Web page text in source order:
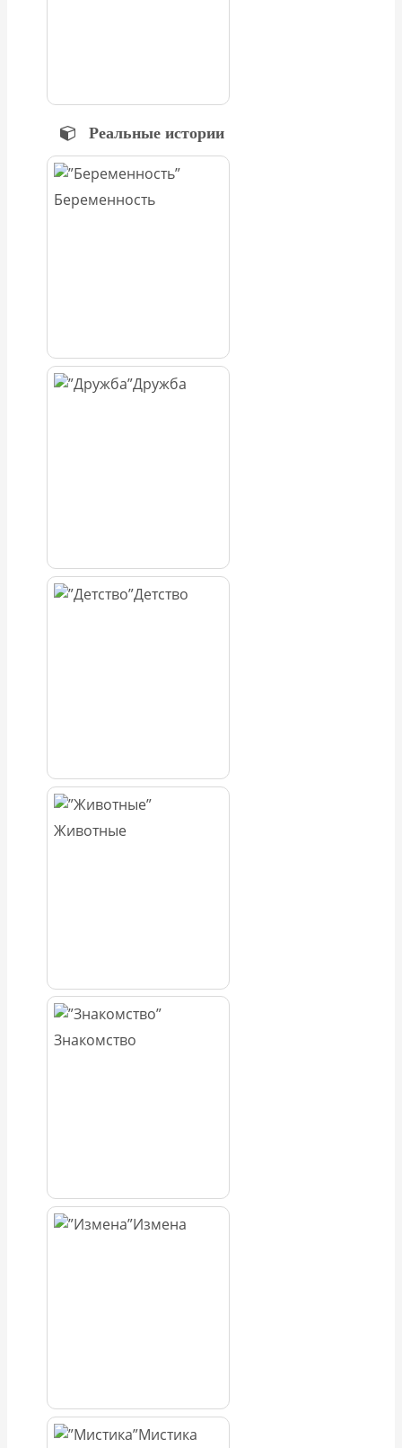
Реальные истории
Беременность
Дружба
Детство
Животные
Знакомство
Измена
Мистика